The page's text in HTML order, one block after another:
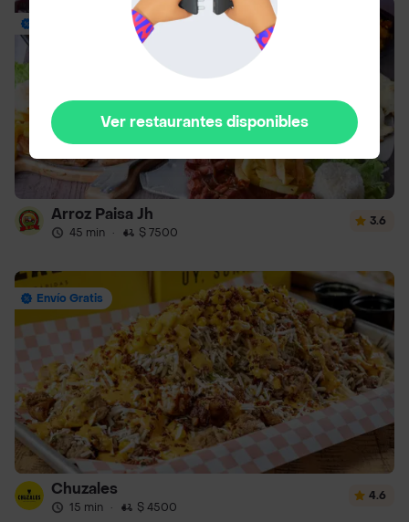
Arroz Paisa Jh
45 min · $ 7500
3.6
Envío Gratis
Chuzales
15 min · $ 4500
4.6
Ver restaurantes disponibles